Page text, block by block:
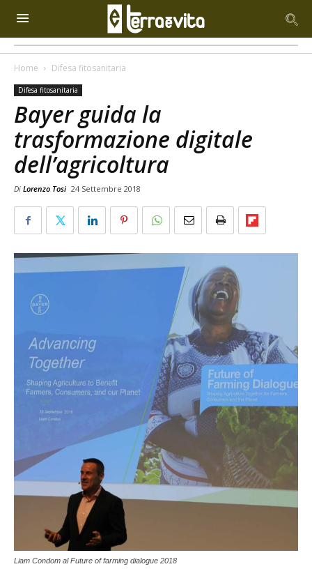
Home Difesa fitosanitaria
Difesa fitosanitaria
Bayer guida la
trasformazione digitale
dell’agricoltura
Di Lorenzo Tosi 24 Settembre 2018
Liam Condom al Future of farming dialogue 2018